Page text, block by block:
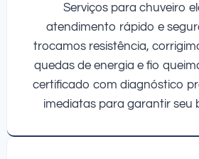
Serviços para chuveiro
atendimento rápido e
trocamos resistência,
quedas de energia e fio
certificado com diagnóstico
imediatas para garantir seu